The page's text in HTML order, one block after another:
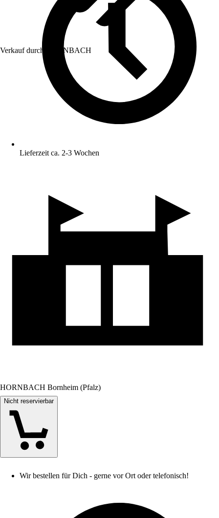
Verkauf durch: HORNBACH
Lieferzeit ca. 2-3 Wochen
HORNBACH Bornheim (Pfalz)
Nicht reservierbar
Wir bestellen für Dich - gerne vor Ort oder telefonisch!